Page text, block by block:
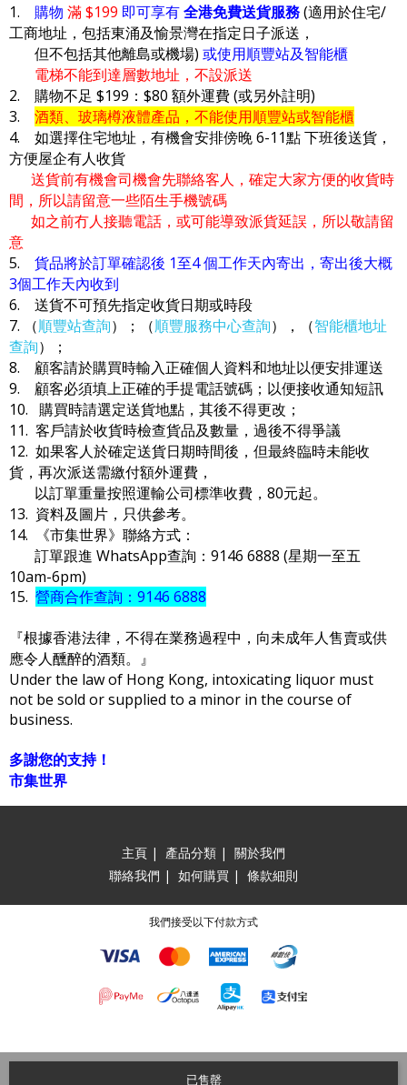
已售罄
1. 購物 滿 $199 即可享有全港免費送貨服務(適用於住宅/
工商地址，包括東涌及愉景灣在指定日子派送，
但不包括其他離島或機場) 或使用順豐站及智能櫃
電梯不能到達層數地址，不設派送
2. 購物不足 $199：$80 額外運費 (或另外註明)
3. 酒類、玻璃樽液體產品，不能使用順豐站或智能櫃
4. 如選擇住宅地址，有機會安排傍晚 6-11點 下班後送貨，
方便屋企有人收貨
送貨前有機會司機會先聯絡客人，確定大家方便的收貨時
間，所以請留意一些陌生手機號碼
如之前冇人接聽電話，或可能導致派貨延誤，所以敬請留
意
5. 貨品將於訂單確認後 1至4 個工作天內寄出，寄出後大概
3個工作天內收到
6. 送貨不可預先指定收貨日期或時段
7. （順豐站查詢）；（順豐服務中心查詢），（智能櫃地址
查詢）；
8. 顧客請於購買時輸入正確個人資料和地址以便安排運送
9. 顧客必須填上正確的手提電話號碼；以便接收通知短訊
10. 購買時請選定送貨地點，其後不得更改；
11. 客戶請於收貨時檢查貨品及數量，過後不得爭議
12. 如果客人於確定送貨日期時間後，但最終臨時未能收
貨，再次派送需繳付額外運費，
以訂單重量按照運輸公司標準收費，80元起。
13. 資料及圖片，只供參考。
14. 《市集世界》聯絡方式：
訂單跟進 WhatsApp查詢：9146 6888 (星期一至五
10am-6pm)
15. 營商合作查詢：9146 6888
『根據香港法律，不得在業務過程中，向未成年人售賣或供
應令人醺醉的酒類。』
Under the law of Hong Kong, intoxicating liquor must
not be sold or supplied to a minor in the course of
business.
多謝您的支持！
市集世界
主頁 | 產品分類 | 關於我們
聯絡我們 | 如何購買 | 條款細則
我們接受以下付款方式